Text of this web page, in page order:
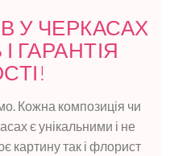
У ЧЕРКАСАХ
ГАРАНТІЯ
Кожна композиція чи
є унікальними і не
картину так і флорист